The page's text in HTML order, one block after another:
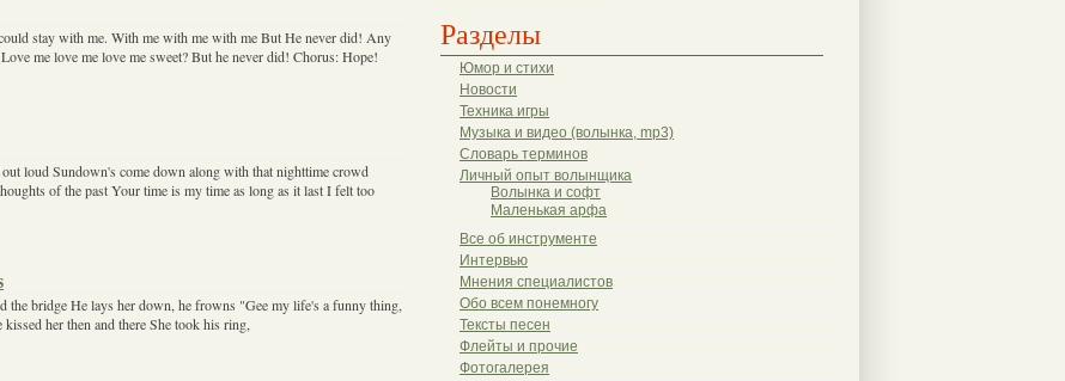
Разделы
Юмор и стихи
Новости
Техника игры
Музыка и видео (волынка, mp3)
Словарь терминов
Личный опыт волынщика
Волынка и софт
Маленькая арфа
Все об инструменте
Интервью
Мнения специалистов
Обо всем понемногу
Тексты песен
Флейты и прочие
Фотогалерея
stay with me. With me with me with me But He never did! Any
me love me love me sweet? But he never did! Chorus: Hope!
loud Sundown's come down along with that nighttime crowd
of the past Your time is my time as long as it last I felt too
the bridge He lays her down, he frowns "Gee my life's a funny thing,
her then and there She took his ring,